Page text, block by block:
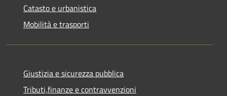
Catasto e urbanistica
Mobilità e trasporti
Giustizia e sicurezza pubblica
Tributi,finanze e contravvenzioni